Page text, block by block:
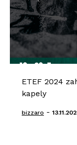
ETEF 2024
kapely
bizzaro -